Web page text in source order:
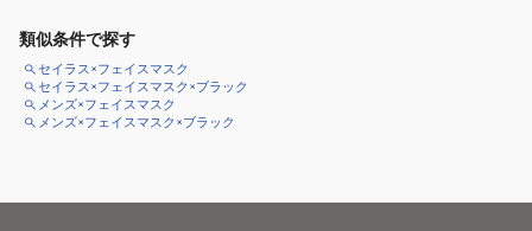
類似条件で探す
セイラス×フェイスマスク
セイラス×フェイスマスク×ブラック
メンズ×フェイスマスク
メンズ×フェイスマスク×ブラック